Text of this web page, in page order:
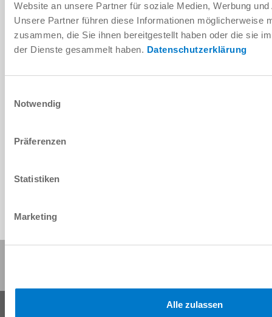
Website an unsere Partner für soziale Medien, Werbung
Unsere Partner führen diese Informationen möglicherweise
zusammen, die Sie ihnen bereitgestellt haben oder die sie
der Dienste gesammelt haben. Datenschutzerklärung
Notwendig
Präferenzen
Statistiken
Marketing
Alle zulassen
Fiche technique au format PDF
Télécharger